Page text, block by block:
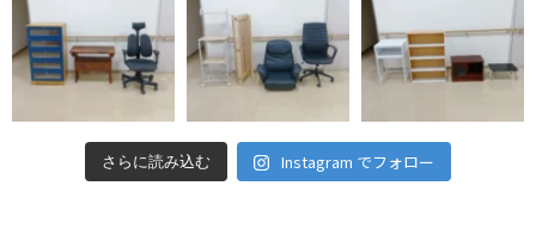
さらに読み込む Instagram でフォロー